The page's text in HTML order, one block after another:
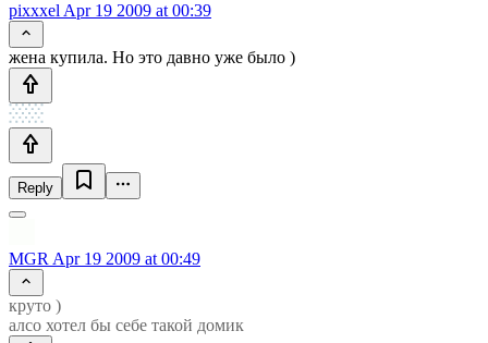
pixxxel Apr 19 2009 at 00:39
жена купила. Но это давно уже было )
Reply
MGR Apr 19 2009 at 00:49
круто )
алсо хотел бы себе такой домик